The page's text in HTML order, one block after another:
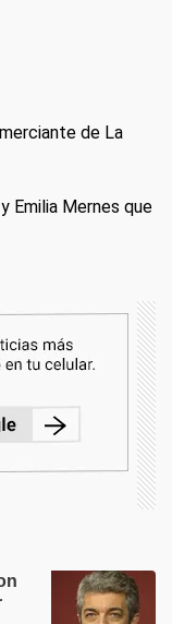
de La
Emilia Mernes que